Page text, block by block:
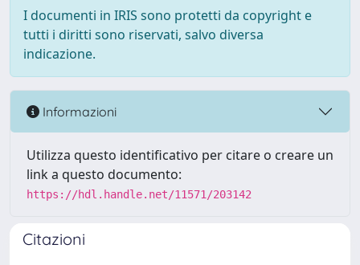
I documenti in IRIS sono protetti da copyright e
tutti i diritti sono riservati, salvo diversa
indicazione.
Informazioni
Utilizza questo identificativo per citare o creare un
link a questo documento:
https://hdl.handle.net/11571/203142
Citazioni